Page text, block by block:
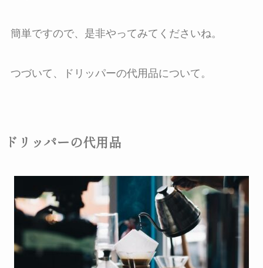
簡単ですので、是非やってみてくださいね。
つづいて、ドリッパーの代用品について。
ドリッパーの代用品